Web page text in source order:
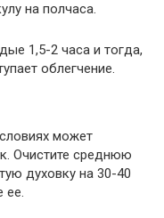
на полчаса.
1,5-2 часа и тогда,
облегчение.
может
Очистите среднюю
духовку на 30-40
ее.